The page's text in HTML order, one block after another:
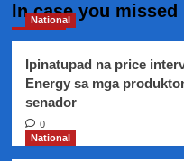
Pagkalat
19
kaya
In case you missed
National
Ipinatupad na price
Energy sa mga
senador
0
National